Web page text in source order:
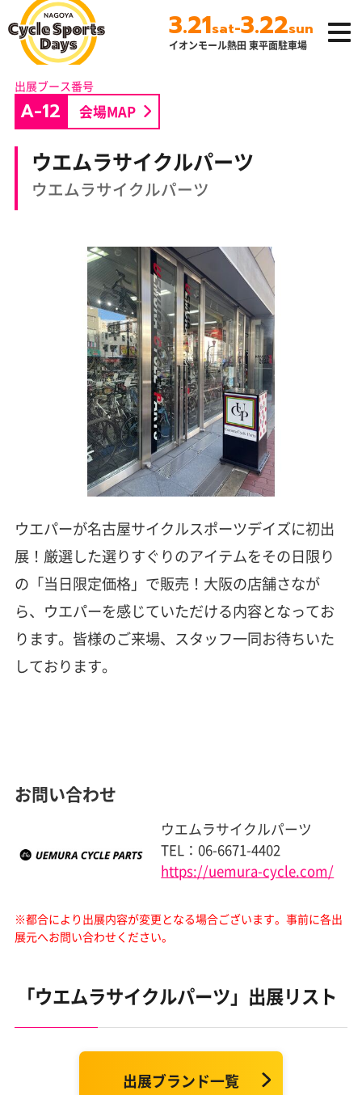
名古屋サイクルス
ポーツデイズ
イオンモール熱田 東平面駐車場
3.21sat-3.22sun
ウエムラサイクルパーツ
ウエムラサイクルパーツ
A-12 会場MAP
ウエパーが名古屋サイクルスポーツデイズに初出
展！厳選した選りすぐりのアイテムをその日限り
の「当日限定価格」で販売！大阪の店舗さなが
ら、ウエパーを感じていただける内容となってお
ります。皆様のご来場、スタッフ一同お待ちいた
しております。
お問い合わせ
ウエムラサイクルパーツ
TEL：06-6671-4402
https://uemura-cycle.com/
※都合により出展内容が変更となる場合ございます。 事前に各出
展元へお問い合わせください。
「ウエムラサイクルパーツ」出展リスト
出展ブランド一覧